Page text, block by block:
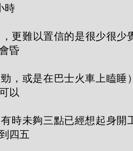
時
，更難以置信的是很少很少
昏
，或是在巴士火車上瞌睡
以
時未夠三點已經想起身開
四五